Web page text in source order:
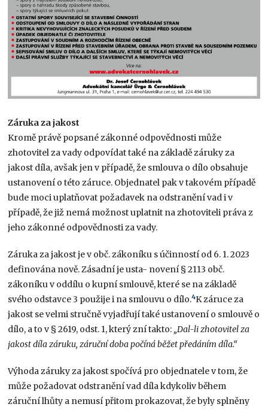
Záruka za jakost
Kromě právě popsané zákonné odpovědnosti může
zhotovitel za vady odpovídat také na základě záruky za
jakost díla, avšak jen v případě, že smlouva o dílo obsahuje
ustanovení o této záruce. Objednatel pak v takovém případě
bude moci uplatňovat požadavek na odstranění vad i v
případě, že již nemá možnost uplatnit na zhotoviteli práva z
jeho zákonné odpovědnosti za vady.
Záruka za jakost je v obč. zákoníku s účinností od 6. 1. 2023
definována nově. Zásadní je usta- novení § 2113 obč.
zákoníku v oddílu o kupní smlouvě, které se na základě
svého odstavce 3 použije i na smlouvu o dílo.4K záruce za
jakost se velmi stručně vyjadřují také ustanovení o smlouvě o
dílo, a to v § 2619, odst. 1, který zní takto: „Dal-li zhotovitel za
jakost díla záruku, záruční doba počíná běžet předáním díla.“
Výhoda záruky za jakost spočívá pro objednatele v tom, že
může požadovat odstranění vad díla kdykoliv během
záruční lhůty a nemusí přitom prokazovat, že byly splněny